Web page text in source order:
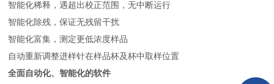
智能化稀释，遇超出校正范围，无中断运行
智能化除残，保证无残留干扰
智能化富集，测定更低浓度样品
自动重新调整进样针在样品杯及杯中取样位置
全面自动化、智能化的软件